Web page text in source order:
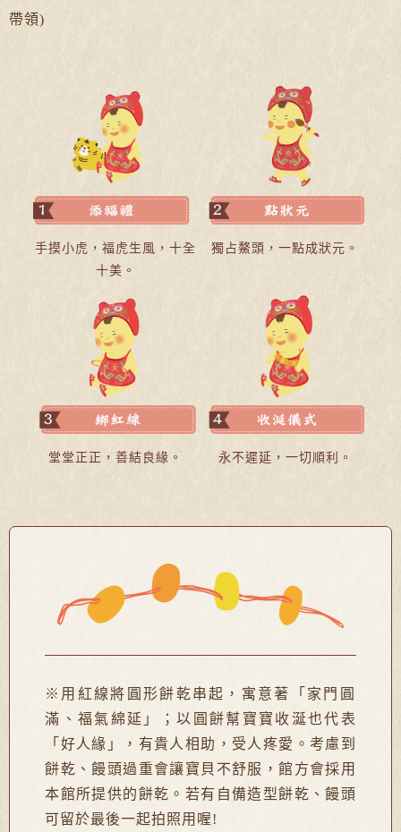
帶領)
手摸小虎，福虎生風，十全
十美。
獨占鰲頭，一點成狀元。
堂堂正正，善結良緣。 永不遲延，一切順利。
※用紅線將圓形餅乾串起，寓意著「家門圓
滿、福氣綿延」；以圓餅幫寶寶收涎也代表
「好人緣」，有貴人相助，受人疼愛。考慮到
餅乾、饅頭過重會讓寶貝不舒服，館方會採用
本館所提供的餅乾。若有自備造型餅乾、饅頭
可留於最後一起拍照用喔!